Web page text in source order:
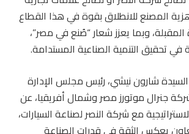
المصنع للانطلاق بقوة في هذا القطاع
المقبلة، وبما يعزز شعار “صُنع في مصر”،
تحقيق التنمية الصناعية المستدامة.
شارون نيشي، رئيس مجلس الإدارة
جنرال موتورز مصر وشمال أفريقيا، عن
مع شركة النصر لصناعة السيارات،
يعكس الثقة في قدرات الصناعة